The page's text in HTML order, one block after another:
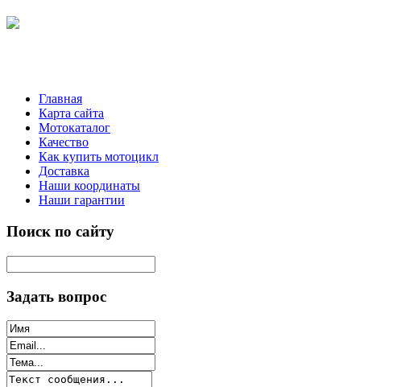
Главная
Карта сайта
Мотокаталог
Качество
Как купить мотоцикл
Доставка
Наши координаты
Наши гарантии
Поиск по сайту
Задать вопрос